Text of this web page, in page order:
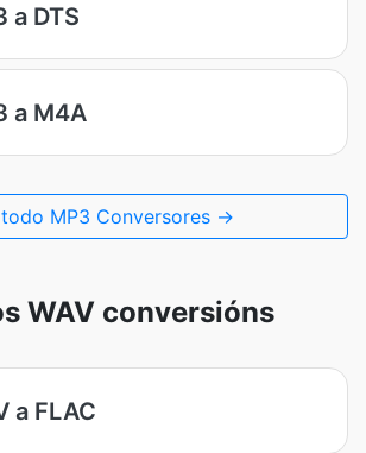
a DTS
a M4A
MP3 Conversores →
WAV conversións
a FLAC